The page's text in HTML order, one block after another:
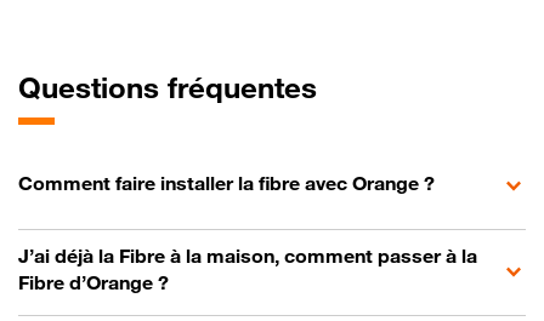
Questions fréquentes
Comment faire installer la fibre avec Orange ?
J’ai déjà la Fibre à la maison, comment passer à la
Fibre d’Orange ?